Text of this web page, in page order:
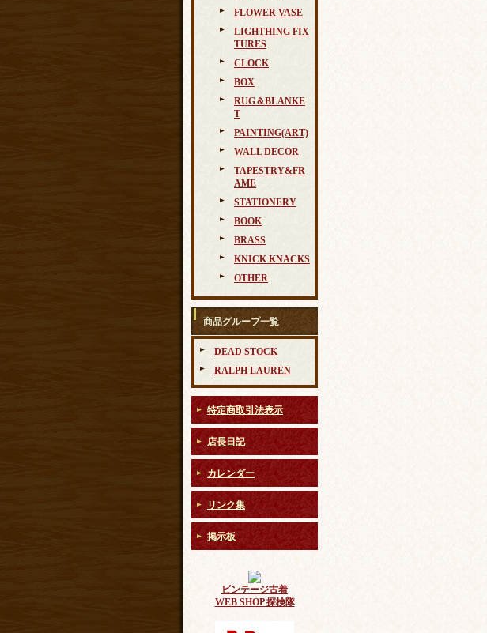
FLOWER VASE
LIGHTHING FIX
TURES
CLOCK
BOX
RUG＆BLANKE
T
PAINTING(ART)
WALL DECOR
TAPESTRY&FR
AME
STATIONERY
BOOK
BRASS
KNICK KNACKS
OTHER
商品グループ一覧
DEAD STOCK
RALPH LAUREN
特定商取引法表示
店長日記
カレンダー
リンク集
掲示板
ビンテージ古着
WEB SHOP 探検隊